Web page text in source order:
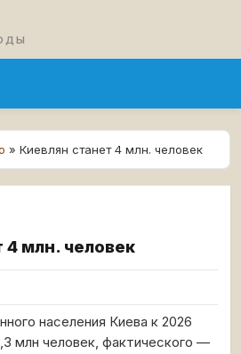
» Киевлян станет 4 млн. человек
4 млн. человек
населения Киева к 2026
млн человек, фактического —